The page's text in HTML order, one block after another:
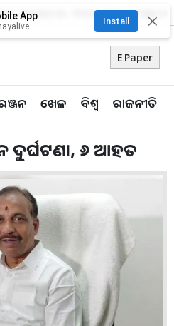
Contact Us Privacy Policy
E Paper
ଖେଳ ବିଶ୍ବ ରାଜନୀତି
App Install ✕
ଦୁର୍ଘଟଣା, ୬ ଆହତ